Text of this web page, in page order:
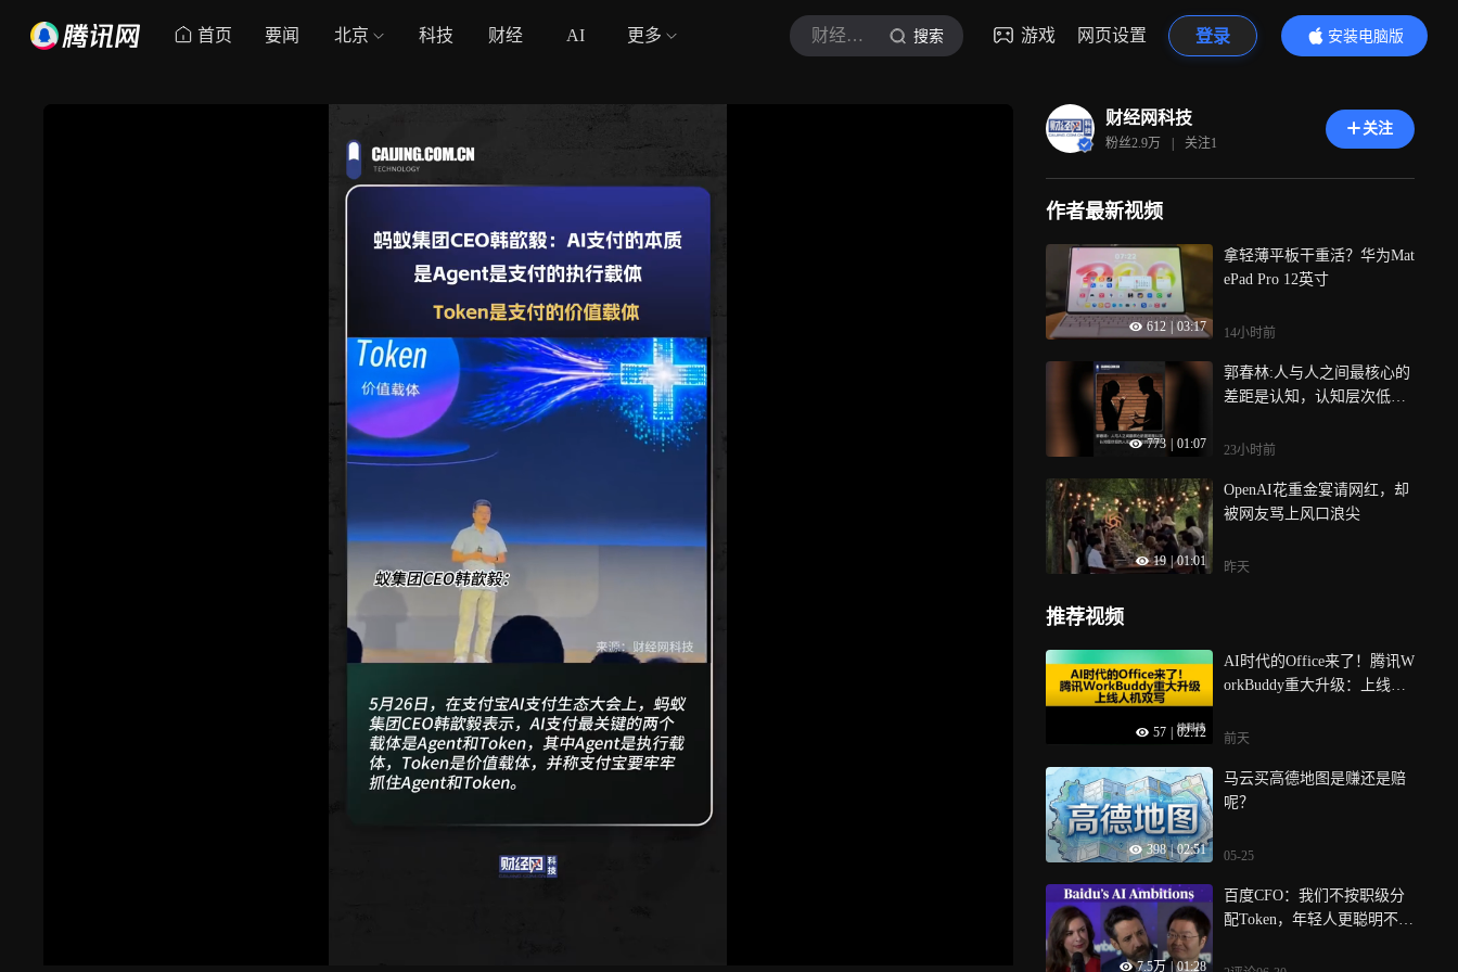
首页 要闻 北京 科技 财经 AI 更多 财经网科技 搜索 游戏 网页设置 登录
安装电脑版
内容更精彩
财经网科技
粉丝2.9万 | 关注1
关注
作者最新视频
612 03:17
拿轻薄平板干重活？华为Mat
ePad Pro 12英寸
14小时前
773 01:07
郭春林:人与人之间最核心的
差距是认知，认知层次低的
23小时前
19 01:01
OpenAI花重金宴请网红，却
被网友骂上风口浪尖
昨天
推荐视频
57 02:12
AI时代的Office来了！腾讯W
orkBuddy重大升级：上线人
前天
398 | 02:51
马云买高德地图是赚还是赔
呢？
05-25
7.5万 01:28
百度CFO：我们不按职级分
配Token，年轻人更聪明不会